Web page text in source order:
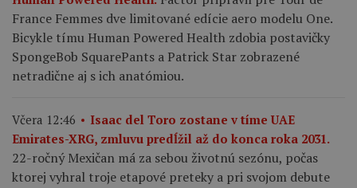
France Femmes dve limitované edície aero modelu One.
Bicykle tímu Human Powered Health zdobia postavičky
SpongeBob SquarePants a Patrick Star zobrazené
netradične aj s ich anatómiou.
Včera 12:46
Isaac del Toro zostane v tíme UAE
Emirates-XRG, zmluvu predĺžil až do konca roka 2031.
22-ročný Mexičan má za sebou životnú sezónu, počas
ktorej vyhral troje etapové preteky a pri svojom debute